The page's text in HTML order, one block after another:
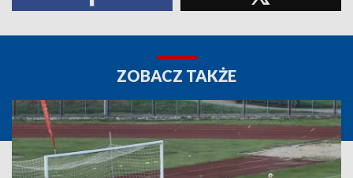
ZOBACZ TAKŻE